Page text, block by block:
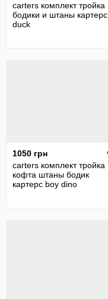
carters комплект тройка
бодики и штаны картерс
duck
1050 грн
carters комплект тройка
кофта штаны бодик
картерс boy dino